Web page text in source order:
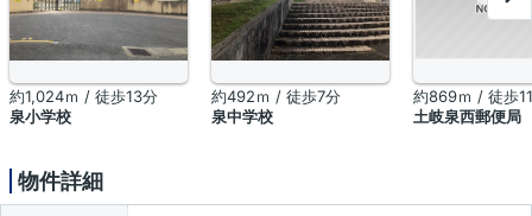
約1,024ｍ / 徒歩13分
泉小学校
約492ｍ / 徒歩7分
泉中学校
約869ｍ / 徒歩
土岐泉西郵便局
物件詳細